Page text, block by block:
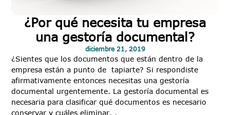
¿Por qué necesita tu empresa
una gestoría documental?
diciembre 21, 2019
¿Sientes que los documentos que están dentro de la
empresa están a punto de tapiarte? Si respondiste
afirmativamente entonces necesitas una gestoría
documental urgentemente. La gestoría documental es
necesaria para clasificar qué documentos es necesario
conservar y cuáles eliminar. .